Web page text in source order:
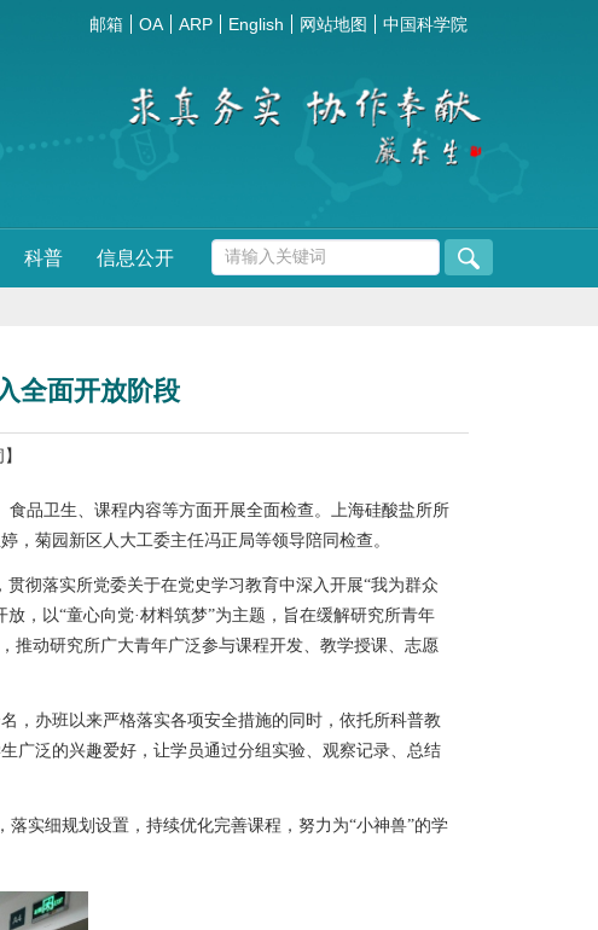
邮箱 OA ARP English 网站地图 中国科学院
科普 信息公开
全面开放阶段
品卫生、课程内容等方面开展全面检查。上海硅酸盐所所
，菊园新区人大工委主任冯正局等领导陪同检查。
彻落实所党委关于在党史学习教育中深入开展“我为群众
，以“童心向党·材料筑梦”为主题，旨在缓解研究所青年
推动研究所广大青年广泛参与课程开发、教学授课、志愿
办班以来严格落实各项安全措施的同时，依托所科普教
广泛的兴趣爱好，让学员通过分组实验、观察记录、总结
实细规划设置，持续优化完善课程，努力为“小神兽”的学